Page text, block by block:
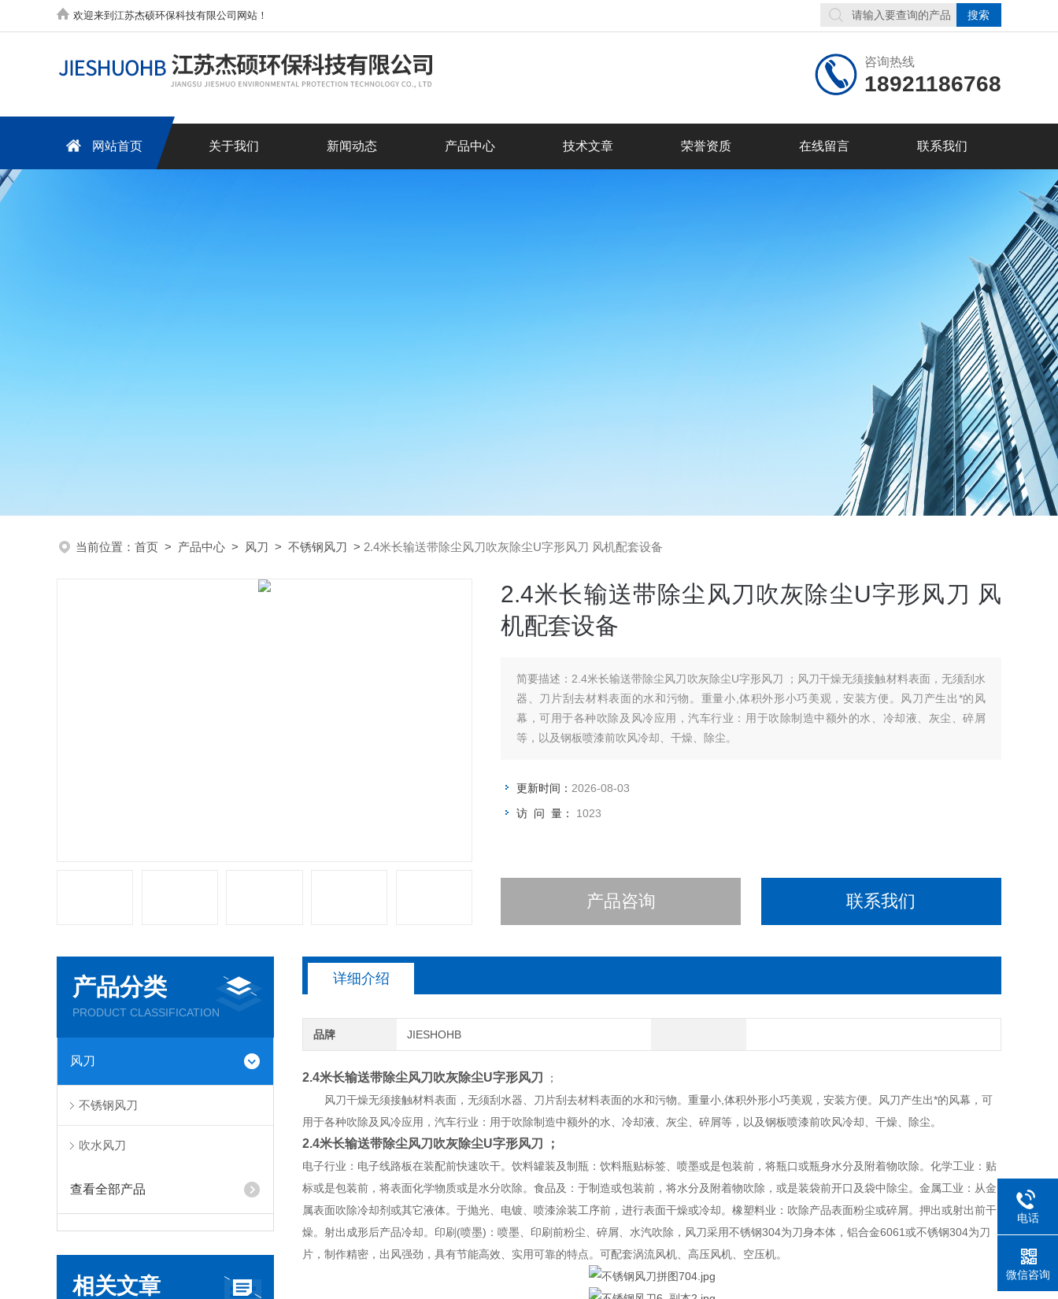
欢迎来到江苏杰硕环保科技有限公司网站！
咨询热线
18921186768
网站首页 关于我们 新闻动态 产品中心 技术文章 荣誉资质 在线留言 联系我们
当前位置： 首页 > 产品中心 > 风刀 > 不锈钢风刀 > 2.4米长输送带除尘风刀吹灰除尘U字形风刀 风机配套设备
2.4米长输送带除尘风刀吹灰除尘U字形风刀 风
机配套设备
简要描述： 2.4米长输送带除尘风刀吹灰除尘U字形风刀 ；风刀干燥无须接触材料表面，无须刮水
器、刀片刮去材料表面的水和污物。重量小,体积外形小巧美观，安装方便。风刀产生出*的风
幕，可用于各种吹除及风冷应用，汽车行业：用于吹除制造中额外的水、冷却液、灰尘、碎屑
等，以及钢板喷漆前吹风冷却、干燥、除尘。
更新时间： 2026-08-03
访 问 量： 1023
产品咨询 联系我们
产品分类
PRODUCT CLASSIFICATION
风刀
不锈钢风刀
吹水风刀
查看全部产品
相关文章
详细介绍
品牌 JIESHOHB
2.4米长输送带除尘风刀吹灰除尘U字形风刀
；
风刀干燥无须接触材料表面，无须刮水器、刀片刮去材料表面的水和污物。重量小,体积外形小巧美观，安装方便。风刀产生出*的风幕，可
用于各种吹除及风冷应用，汽车行业：用于吹除制造中额外的水、冷却液、灰尘、碎屑等，以及钢板喷漆前吹风冷却、干燥、除尘。
2.4米长输送带除尘风刀吹灰除尘U字形风刀 ；
电子行业：电子线路板在装配前快速吹干。饮料罐装及制瓶：饮料瓶贴标签、喷墨或是包装前，将瓶口或瓶身水分及附着物吹除。化学工业：贴
标或是包装前，将表面化学物质或是水分吹除。食品及：于制造或包装前，将水分及附着物吹除，或是装袋前开口及袋中除尘。金属工业：从金
属表面吹除冷却剂或其它液体。于抛光、电镀、喷漆涂装工序前，进行表面干燥或冷却。橡塑料业：吹除产品表面粉尘或碎屑。押出或射出前干
燥。射出成形后产品冷却。印刷(喷墨)：喷墨、印刷前粉尘、碎屑、水汽吹除，风刀采用不锈钢304为刀身本体，铝合金6061或不锈钢304为刀
片，制作精密，出风强劲，具有节能高效、实用可靠的特点。可配套涡流风机、高压风机、空压机。
电话
微信咨询